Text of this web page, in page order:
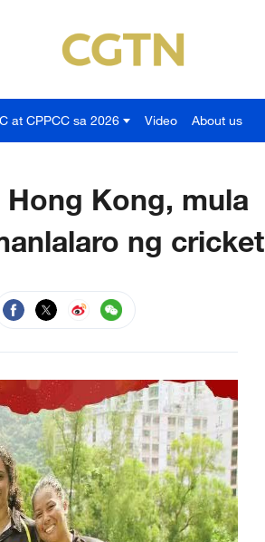
at CPPCC sa 2026 Video About us
Hong Kong, mula
ng cricket